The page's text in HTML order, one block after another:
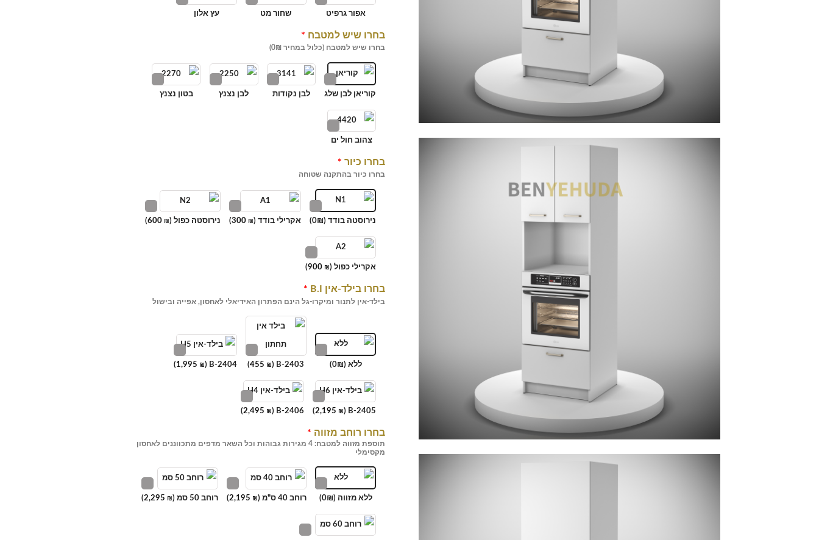
אפור גרפיט שחור מט עץ אלון
בחרו שיש למטבח *
בחרו שיש למטבח (כלול במחיר 0₪)
קוריאן לבן שלג לבן נקודות לבן נצנץ בטון נצנץ
צהוב חול ים
בחרו כיור *
בחרו כיור בהתקנה שטוחה
נירוסטה בודד (0₪) אקרילי בודד ( 300 ₪
) נירוסטה כפול ( 600 ₪
)
אקרילי כפול ( 900 ₪
)
בחרו בילד-אין B.I *
בילד-אין לתנור ומיקרו-גל הינם הפתרון האידיאלי לאחסון, אפייה ובישול
ללא (0₪) B-2403 (
455 ₪
)
B-2404 (
1,995 ₪
)
B-2405 (
2,195 ₪
)
B-2406 (
2,495 ₪
)
בחרו רוחב מזווה *
תוספת מזווה למטבח: 4 מגירות גבוהות וכל השאר מדפים מתכווננים לאחסון
מקסימלי
ללא מזווה (0₪) רוחב 40 ס"מ ( 2,195 ₪
) רוחב 50 סמ ( 2,295 ₪
)